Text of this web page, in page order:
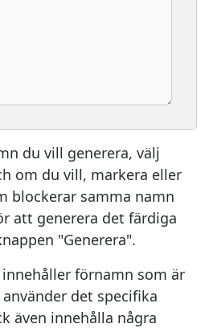
du vill generera, välj
om du vill, markera eller
blockerar samma namn
att generera det färdiga
"Generera".
förnamn som är
det specifika
även innehålla några